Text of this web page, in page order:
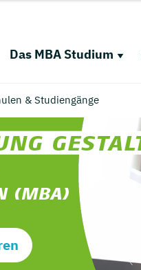
Das MBA Studium
& Studiengänge